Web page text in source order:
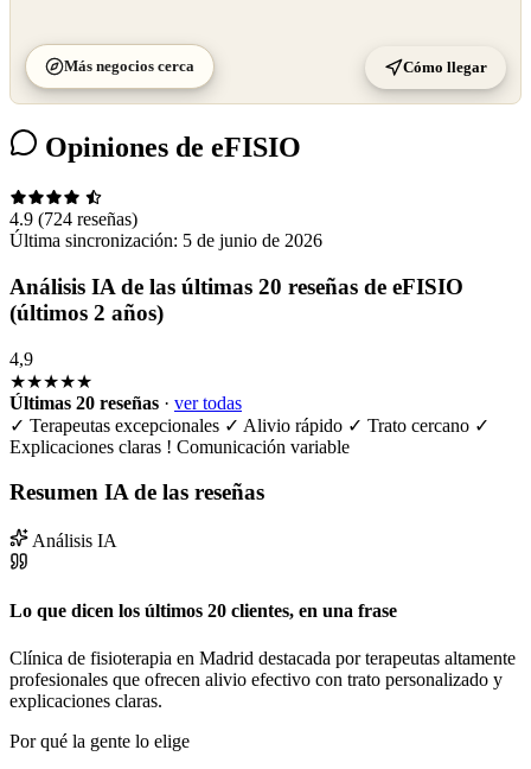
Más negocios cerca Cómo llegar
Opiniones de eFISIO
4.9 (724 reseñas)
Última sincronización: 5 de junio de 2026
Análisis IA de las últimas 20 reseñas de eFISIO
(últimos 2 años)
4,9
★★★★★
Últimas 20 reseñas · ver todas
✓ Terapeutas excepcionales ✓ Alivio rápido ✓ Trato cercano ✓
Explicaciones claras ! Comunicación variable
Resumen IA de las reseñas
Análisis IA
Lo que dicen los últimos 20 clientes, en una frase
Clínica de fisioterapia en Madrid destacada por terapeutas altamente
profesionales que ofrecen alivio efectivo con trato personalizado y
explicaciones claras.
Por qué la gente lo elige